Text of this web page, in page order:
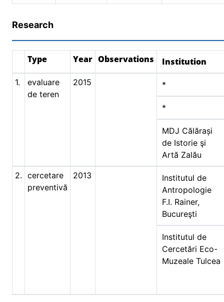
Research
Type Year Observations Institution
1.
evaluare
de teren
2015 *
*
MDJ Călărași
de Istorie şi
Artă Zalău
2. cercetare
preventivă
2013
Institutul de
Antropologie
F.I. Rainer,
Bucureşti
Institutul de
Cercetări Eco-
Muzeale Tulcea